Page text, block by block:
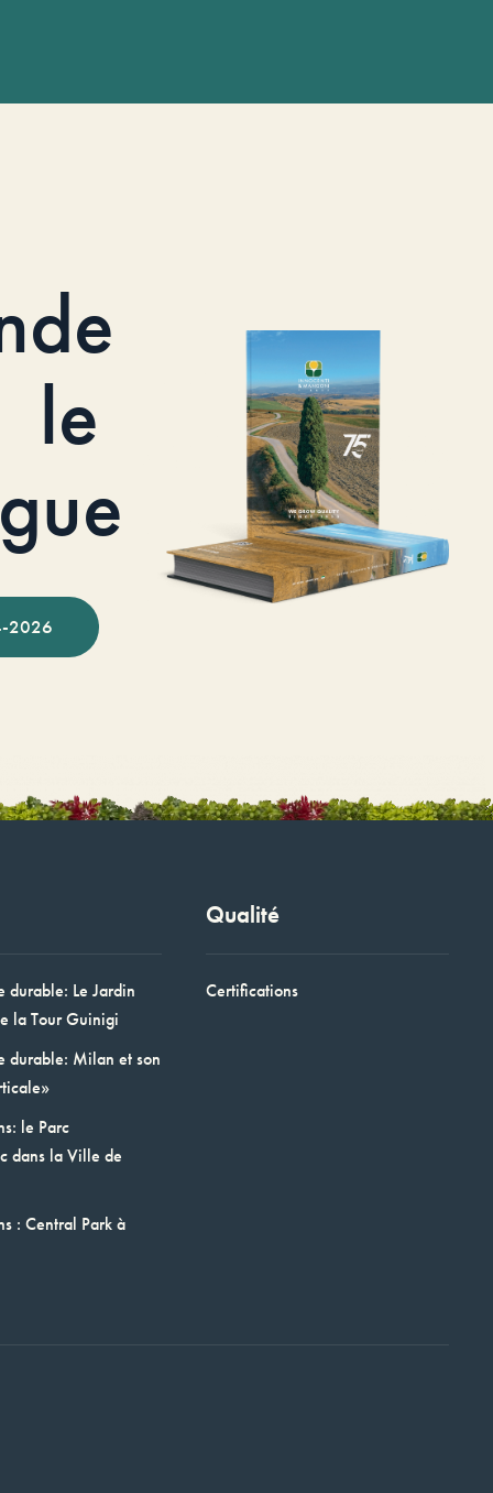
le
2026
durable: Le Jardin
la Tour Guinigi
durable: Milan et son
le Parc
dans la Ville de
: Central Park à
Qualité
Certifications